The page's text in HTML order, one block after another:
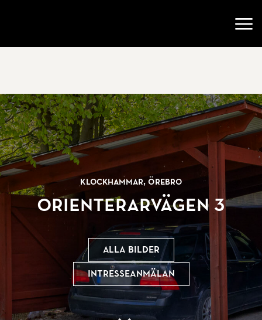
Klockhammar, Örebro
Orienterarvägen 3
Alla bilder
Intresseanmälan